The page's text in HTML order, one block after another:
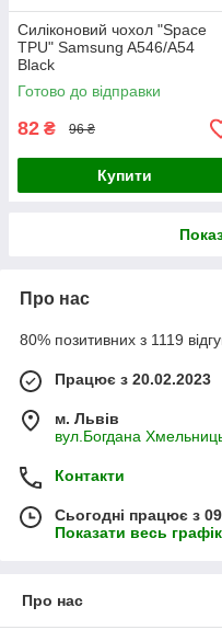
Силіконовий чохол "Space
TPU" Samsung A546/A54
Black
Готово до відправки
82 ₴ 96 ₴
Купити
Про нас
80% позитивних з 1119
Працює з 20.02.2023
м. Львів
вул.Богдана
Контакти
Сьогодні працює з
Показати весь
Про нас